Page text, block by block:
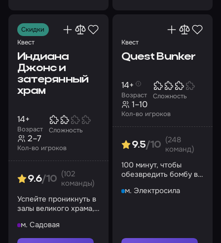
Скидки
Квест
Индиана
Джонс и
затерянный
храм
Возраст
14+
Сложность
Кол-во игроков
2–7
9.6/10
(102
команды)
Успейте проникнуть в
залы великого храма,
закрылись навсегда
м. Садовая
Квест
Quest Bunker
Возраст
14+
Сложность
Кол-во игроков
1–10
9.5/10
(248
команд)
100 минут, чтобы
обезвредить бомбу в
бункере
м. Электросила